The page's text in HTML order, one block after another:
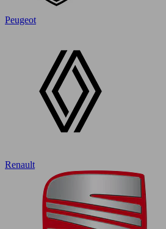
Peugeot
Renault